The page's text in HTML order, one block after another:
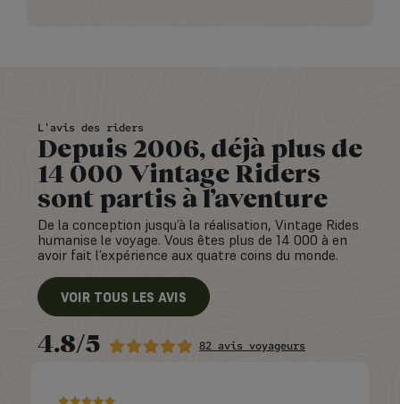
L'avis des riders
Depuis 2006, déjà plus de
14 000 Vintage Riders
sont partis à l’aventure
De la conception jusqu’à la réalisation, Vintage Rides
humanise le voyage. Vous êtes plus de 14 000 à en
avoir fait l’expérience aux quatre coins du monde.
VOIR TOUS LES AVIS
4.8/5 82 avis voyageurs